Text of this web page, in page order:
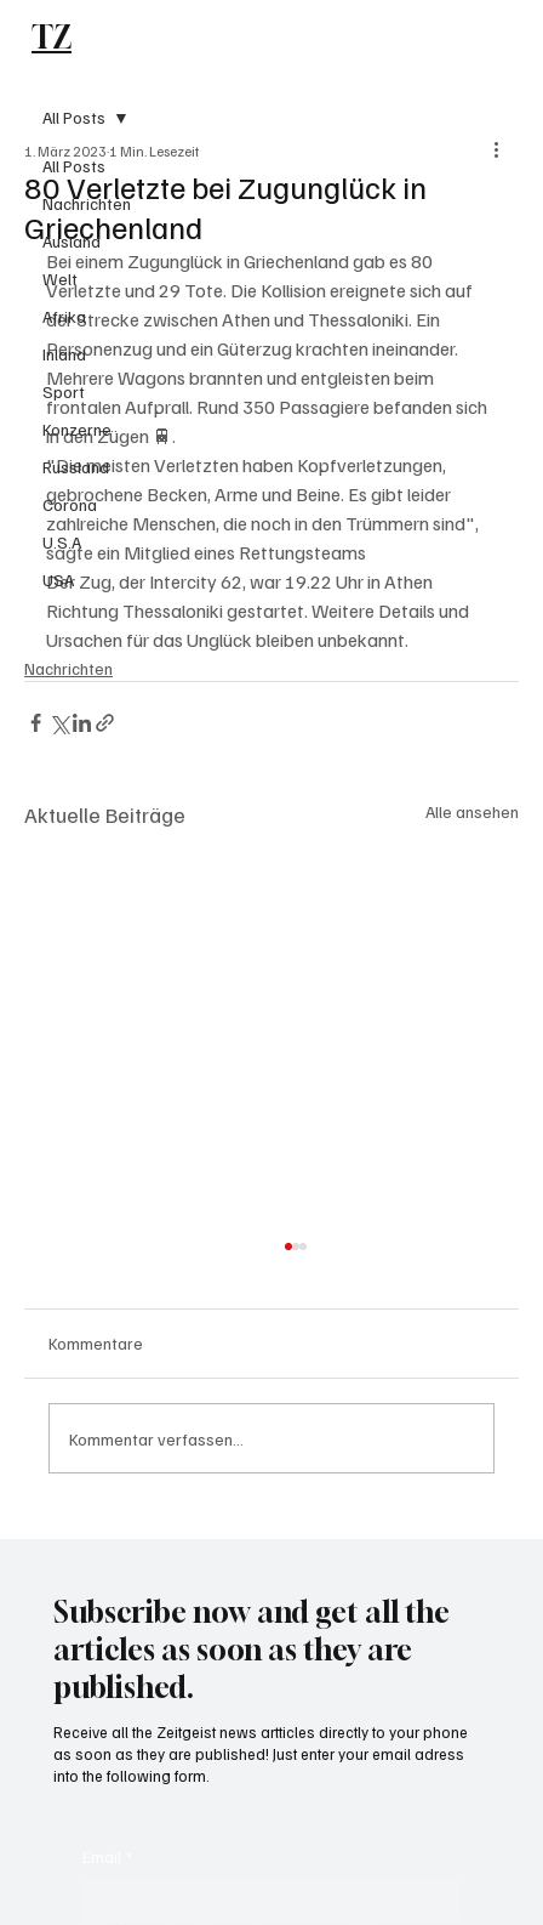
TZ
All Posts
Nachrichten
Ausland
Welt
Afrika
Inland
Sport
Konzerne
Russland
Corona
U.S.A
USA
All Posts
80 Verletzte bei Zugunglück in
Griechenland
1. März 2023 1 Min. Lesezeit
Bei einem Zugunglück in Griechenland gab es 80
Verletzte und 29 Tote. Die Kollision ereignete sich auf
der Strecke zwischen Athen und Thessaloniki. Ein
Personenzug und ein Güterzug krachten ineinander.
Mehrere Wagons brannten und entgleisten beim
frontalen Aufprall. Rund 350 Passagiere befanden sich
in den Zügen 🚆.
"Die meisten Verletzten haben Kopfverletzungen,
gebrochene Becken, Arme und Beine. Es gibt leider
zahlreiche Menschen, die noch in den Trümmern sind",
sagte ein Mitglied eines Rettungsteams
Der Zug, der Intercity 62, war 19.22 Uhr in Athen
Richtung Thessaloniki gestartet. Weitere Details und
Ursachen für das Unglück bleiben unbekannt.
Nachrichten
Aktuelle Beiträge Alle ansehen
Kommentare
Kommentar verfassen...
Subscribe now and get all the
articles as soon as they are
published.
Receive all the Zeitgeist news artticles directly to your phone
as soon as they are published! Just enter your email adress
into the following form.